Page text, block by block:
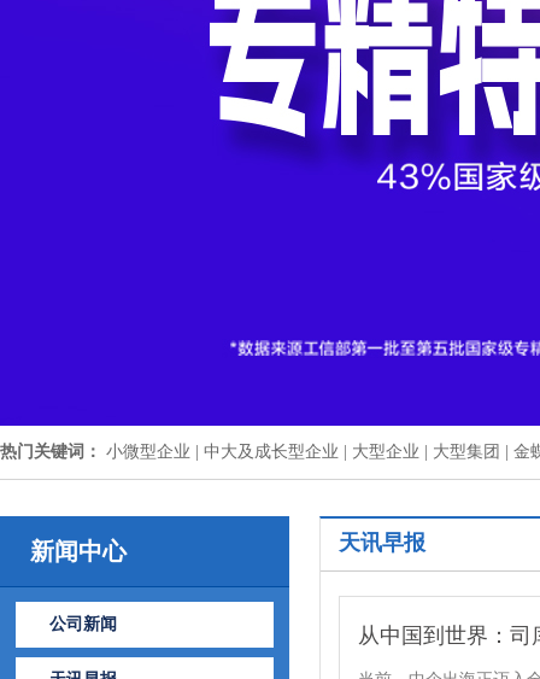
热门关键词： 小微型企业 | 中大及成长型企业 | 大型企业 | 大型集团 | 金
新闻中心
公司新闻
天讯早报
从中国到世界：